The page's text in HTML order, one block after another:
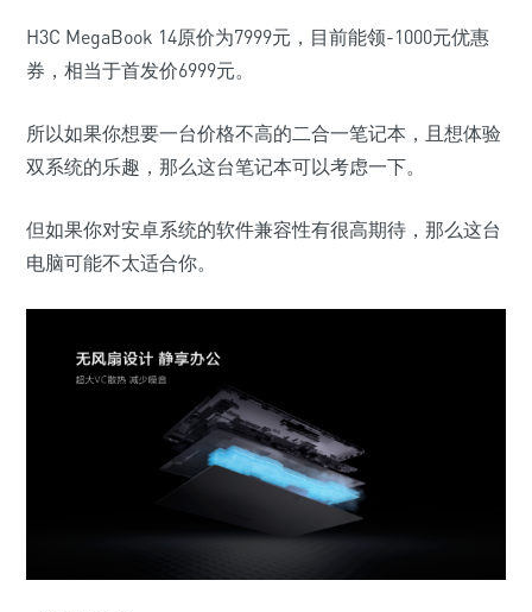
H3C MegaBook 14原价为7999元，目前能领-1000元优惠
券，相当于首发价6999元。
所以如果你想要一台价格不高的二合一笔记本 ，且想体验
双系统的乐趣，那么这台笔记本可以考虑一下。
但如果你对安卓系统的软件兼容性有很高期待，那么这台
电脑可能不太适合你。